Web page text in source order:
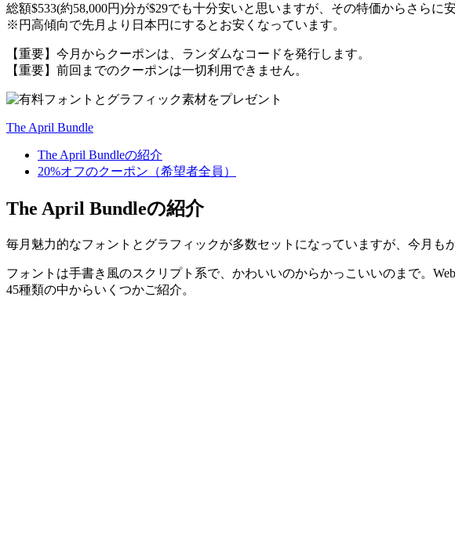
総額$533(約58,000円)分が$29でも十分安いと思いますが、その特価からさらに
※円高傾向で先月より日本円にするとお安くなっています。
【重要】今月からクーポンは、ランダムなコードを発行します。
【重要】前回までのクーポンは一切利用できません。
The April Bundle
The April Bundleの紹介
20%オフのクーポン（希望者全員）
The April Bundleの紹介
毎月魅力的なフォントとグラフィックが多数セットになっていますが、今月も
フォントは手書き風のスクリプト系で、かわいいのからかっこいいのまで。
45種類の中からいくつかご紹介。